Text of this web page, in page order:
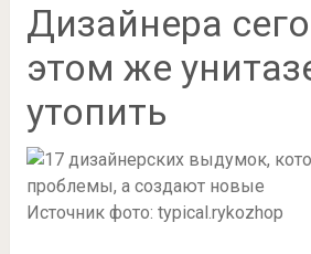
Дизайнера
этом же
утопить
Источник фото: typical.rykozhop